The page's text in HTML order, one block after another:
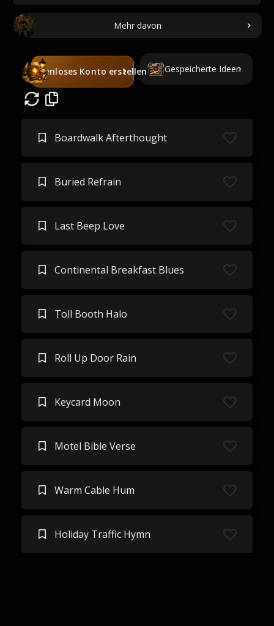
Mehr davon
Kostenloses Konto erstellen Gespeicherte Ideen
Boardwalk Afterthought
Buried Refrain
Last Beep Love
Continental Breakfast Blues
Toll Booth Halo
Roll Up Door Rain
Keycard Moon
Motel Bible Verse
Warm Cable Hum
Holiday Traffic Hymn